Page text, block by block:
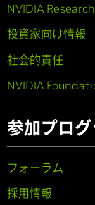
NVIDIA Research
投資家向け情報
社会的責任
NVIDIA
参加プログ
フォーラム
採用情報